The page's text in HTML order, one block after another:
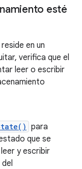
esté
en un
verifica que el
leer o escribir
para
que se
y escribir